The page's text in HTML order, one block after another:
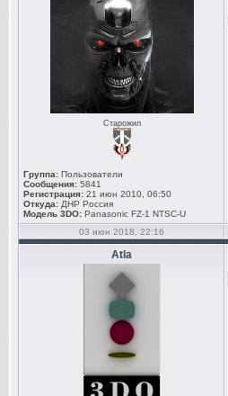
Старожил
Группа: Пользователи
Сообщения: 5841
Регистрация: 21 июн 2010, 06:50
Откуда: ДНР Россия
Модель 3DO: Panasonic FZ-1 NTSC-U
03 июн 2018, 22:16
Atla